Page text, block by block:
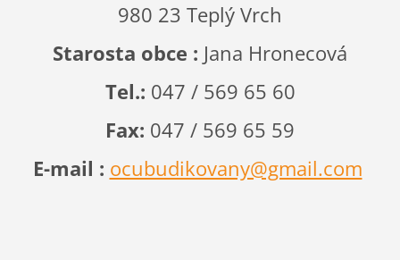
980 23 Teplý Vrch
Starosta obce : Jana Hronecová
Tel.: 047 / 569 65 60
Fax: 047 / 569 65 59
E-mail : ocubudikovany@gmail.com